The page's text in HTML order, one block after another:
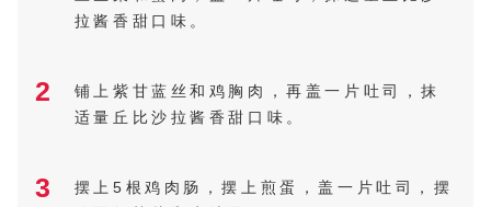
拉酱香甜口味。
2
铺上紫甘蓝丝和鸡胸肉，再盖一片吐司，抹
适量丘比沙拉酱香甜口味。
3
摆上5根鸡肉肠，摆上煎蛋，盖一片吐司，摆